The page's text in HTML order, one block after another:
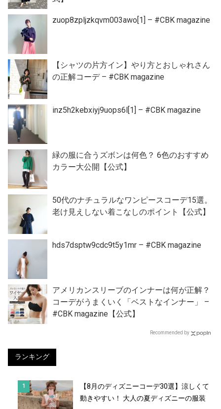
zuop8zpljzkqvm003awo[1] – #CBK magazine
【シャツの片方イン】やり方とおしゃれさん
の正解コーデ – #CBK magazine
inz5h2kebxiyj9uops6l[1] – #CBK magazine
緑の服に合うズボンは何色？ 6色のおすすめ
カラー大公開【公式】
50代のナチュラルなワンピースコーデ15選。
老け見えしない着こなしのポイント【公式】
hds7dsptw9cdc9t5y1mr – #CBK magazine
アメリカンスリーブのインナーは何が正解？
コーデがうまくいく「ベストなインナー」 –
#CBK magazine【公式】
Recommended by
ランキング
【8月のディズニーコーデ30選】涼しくて
動きやすい！ 大人の夏ディズニーの服装